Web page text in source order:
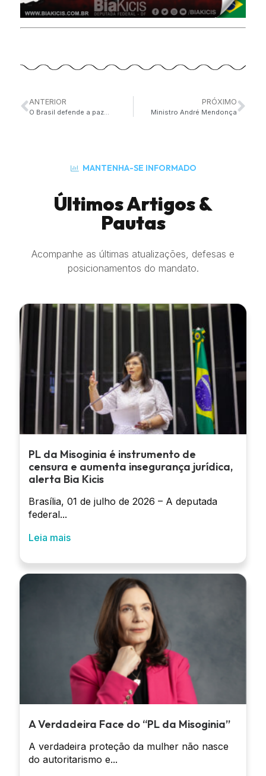
ANTERIOR
O Brasil defende a paz…
PRÓXIMO
Ministro André Mendonça
MANTENHA-SE INFORMADO
Últimos Artigos &
Pautas
Acompanhe as últimas atualizações, defesas e
posicionamentos do mandato.
PL da Misoginia é instrumento de
censura e aumenta insegurança jurídica,
alerta Bia Kicis
Brasília, 01 de julho de 2026 – A deputada
federal...
Leia mais
A Verdadeira Face do “PL da Misoginia”
A verdadeira proteção da mulher não nasce
do autoritarismo e...